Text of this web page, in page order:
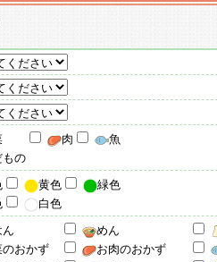
肉
魚
もの
黄色
緑色
白色
ん めん
のおかず
お肉のおかず